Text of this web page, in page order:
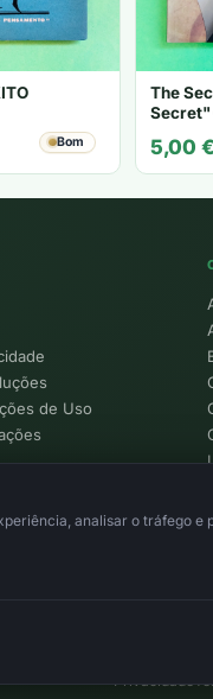
Bom
The
Secret"
5,00 €
de Uso
Privacidade
analisar o tráfego e